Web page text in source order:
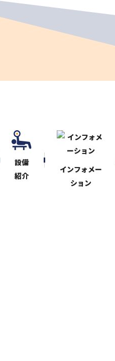
設備
紹介
インフォメー
ション